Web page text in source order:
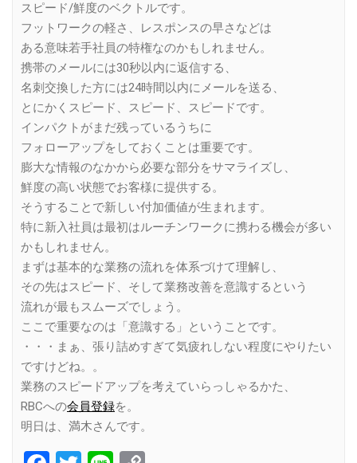
スピード/鮮度のベクトルです。
フットワークの軽さ、レスポンスの早さなどは
ある意味若手社員の特権なのかもしれません。
携帯のメールには30秒以内に返信する、
名刺交換した方には24時間以内にメールを送る、
とにかくスピード、スピード、スピードです。
インパクトがまだ残っているうちに
フォローアップをしておくことは重要です。
膨大な情報のなかから必要な部分をサマライズし、
鮮度の高い状態でお客様に提供する。
そうすることで新しい付加価値が生まれます。
特に新入社員は最初はルーチンワークに携わる機会が多い
かもしれません。
まずは基本的な業務の流れを体系づけて理解し、
その先はスピード、そして業務改善を意識するという
流れが最もスムーズでしょう。
ここで重要なのは「意識する」ということです。
・・・まぁ、張り詰めすぎて気疲れしない程度にやりたい
ですけどね。。
業務のスピードアップを考えていらっしゃるかた、
RBCへの会員登録を。
明日は、満木さんです。